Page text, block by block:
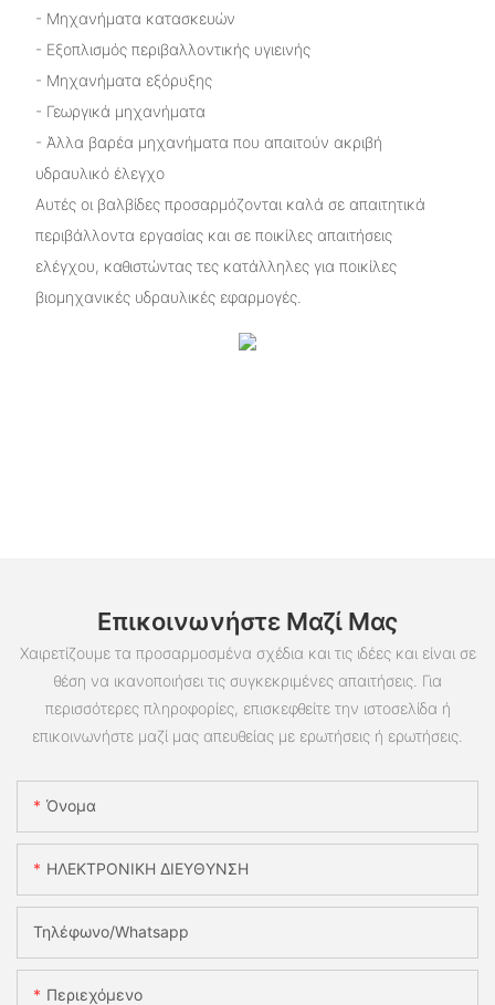
- Μηχανήματα κατασκευών
- Εξοπλισμός περιβαλλοντικής υγιεινής
- Μηχανήματα εξόρυξης
- Γεωργικά μηχανήματα
- Άλλα βαρέα μηχανήματα που απαιτούν ακριβή
υδραυλικό έλεγχο
Αυτές οι βαλβίδες προσαρμόζονται καλά σε απαιτητικά
περιβάλλοντα εργασίας και σε ποικίλες απαιτήσεις
ελέγχου, καθιστώντας τες κατάλληλες για ποικίλες
βιομηχανικές υδραυλικές εφαρμογές.
Επικοινωνήστε Μαζί Μας
Χαιρετίζουμε τα προσαρμοσμένα σχέδια και τις ιδέες και είναι σε
θέση να ικανοποιήσει τις συγκεκριμένες απαιτήσεις. Για
περισσότερες πληροφορίες, επισκεφθείτε την ιστοσελίδα ή
επικοινωνήστε μαζί μας απευθείας με ερωτήσεις ή ερωτήσεις.
Όνομα
ΗΛΕΚΤΡΟΝΙΚΗ ΔΙΕΥΘΥΝΣΗ
Τηλέφωνο/whatsapp
Περιεχόμενο